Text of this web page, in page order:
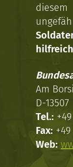
Am
D-
Tel.:
Fax:
Web: